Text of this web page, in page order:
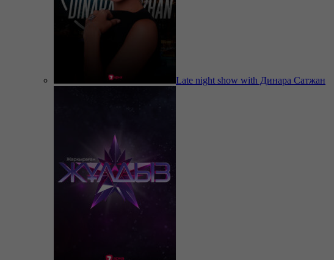
Late night show with Динара Сатжан